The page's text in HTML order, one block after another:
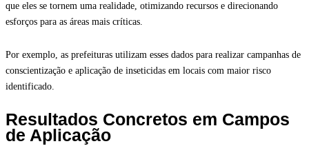
que eles se tornem uma realidade, otimizando recursos e direcionando
esforços para as áreas mais críticas.
Por exemplo, as prefeituras utilizam esses dados para realizar campanhas de
conscientização e aplicação de inseticidas em locais com maior risco
identificado.
Resultados Concretos em Campos
de Aplicação